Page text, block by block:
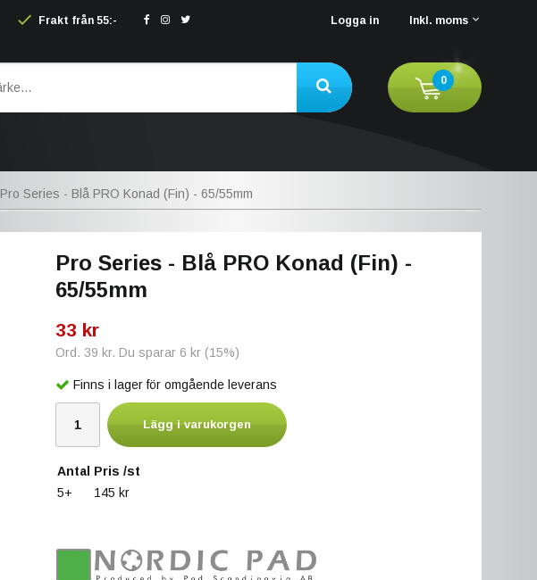
Frakt från 55:- Logga in Inkl. moms
0
Pro Series - Blå PRO Konad (Fin) - 65/55mm
Pro Series - Blå PRO Konad (Fin) -
65/55mm
33 kr
Ord. 39 kr. Du sparar 6 kr(15%)
Finns i lager för omgående leverans
Lägg i varukorgen
Antal Pris /st
5+
145 kr